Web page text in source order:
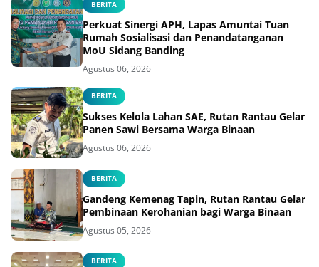
BERITA
Perkuat Sinergi APH, Lapas Amuntai Tuan
Rumah Sosialisasi dan Penandatanganan
MoU Sidang Banding
Agustus 06, 2026
BERITA
Sukses Kelola Lahan SAE, Rutan Rantau Gelar
Panen Sawi Bersama Warga Binaan
Agustus 06, 2026
BERITA
Gandeng Kemenag Tapin, Rutan Rantau Gelar
Pembinaan Kerohanian bagi Warga Binaan
Agustus 05, 2026
BERITA